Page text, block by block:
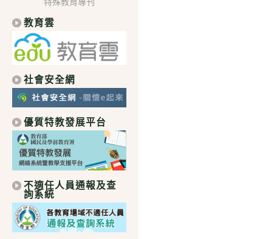
教育雲
社會安全網
優質特教發展平台
不適任人員通報及查
詢系統